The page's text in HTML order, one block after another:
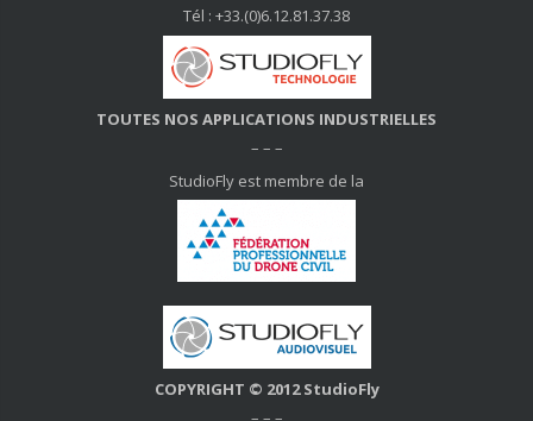
Tél : +33.(0)6.12.81.37.38
TOUTES NOS APPLICATIONS INDUSTRIELLES
– – –
StudioFly est membre de la
COPYRIGHT © 2012 StudioFly